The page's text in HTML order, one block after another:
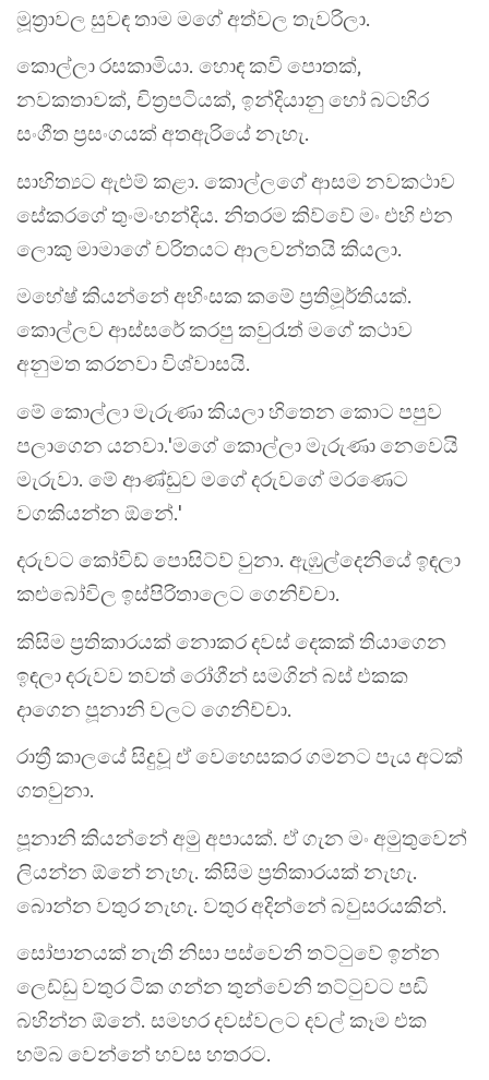
මූත්‍රාවල සුවඳ තාම මගේ අත්වල තැවරිලා.
කොල්ලා රසකාමියා. හොඳ කවි පොතක්,
නවකතාවක්, චිත්‍රපටියක්, ඉන්දියානු හෝ බටහිර
සංගීත ප්‍රසංගයක් අතඇරියේ නැහැ.
සාහිත්‍යට ඇළුම් කළා. කොල්ලගේ ආසම නවකථාව
සේකරගේ තුංමංහන්දිය. නිතරම කිව්වේ මං එහි එන
ලොකු මාමාගේ චරිතයට ආලවන්තයි කියලා.
මහේෂ් කියන්නේ අහිංසක කමේ ප්‍රතිමූර්තියක්.
කොල්ලව ආස්සරේ කරපු කවුරැත් මගේ කථාව
අනුමත කරනවා විශ්වාසයි.
මේ කොල්ලා මැරුණා කියලා හිතෙන කොට පපුව
පලාගෙන යනවා.'මගේ කොල්ලා මැරුණා නෙවෙයි
මැරුවා. මේ ආණ්ඩුව මගේ දරුවගේ මරණෙට
වගකියන්න ඕනේ.'
දරුවට කෝවිඩ් පොසිට්ව් වුනා. ඇඹුල්දෙනියේ ඉඳලා
කළුබෝවිල ඉස්පිරිතාලෙට ගෙනිච්චා.
කිසිම ප්‍රතිකාරයක් නොකර දවස් දෙකක් තියාගෙන
ඉඳලා දරුවව තවත් රෝගීන් සමගින් බස් එකක
දාගෙන පූනානි වලට ගෙනිච්චා.
රාත්‍රී කාලයේ සිදුවූ ඒ වෙහෙසකර ගමනට පැය අටක්
ගතවුනා.
පූනානි කියන්නේ අමු අපායක්. ඒ ගැන මං අමුතුවෙන්
ලියන්න ඕනේ නැහැ. කිසිම ප්‍රතිකාරයක් නැහැ.
බොන්න වතුර නැහැ. වතුර අදින්නේ බවුසරයකින්.
සෝපානයක් නැති නිසා පස්වෙනි තට්ටුවේ ඉන්න
ලෙඩ්ඩු වතුර ටික ගන්න තුන්වෙනි තට්ටුවට පඩි
බහින්න ඕනේ. සමහර දවස්වලට දවල් කෑම එක
හම්බ වෙන්නේ හවස හතරට.